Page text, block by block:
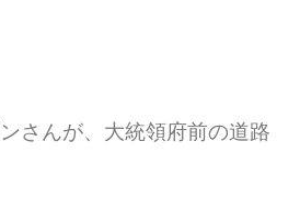
さんが、大統領府前の道路